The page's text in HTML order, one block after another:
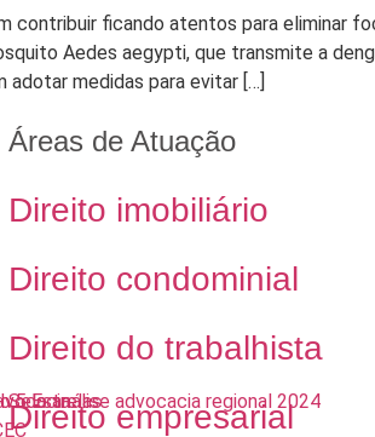
contribuir ficando atentos para eliminar
Aedes aegypti, que transmite a
medidas para evitar […]
Áreas de Atuação
Direito imobiliário
Direito condominial
Direito do trabalhista
Direito empresarial